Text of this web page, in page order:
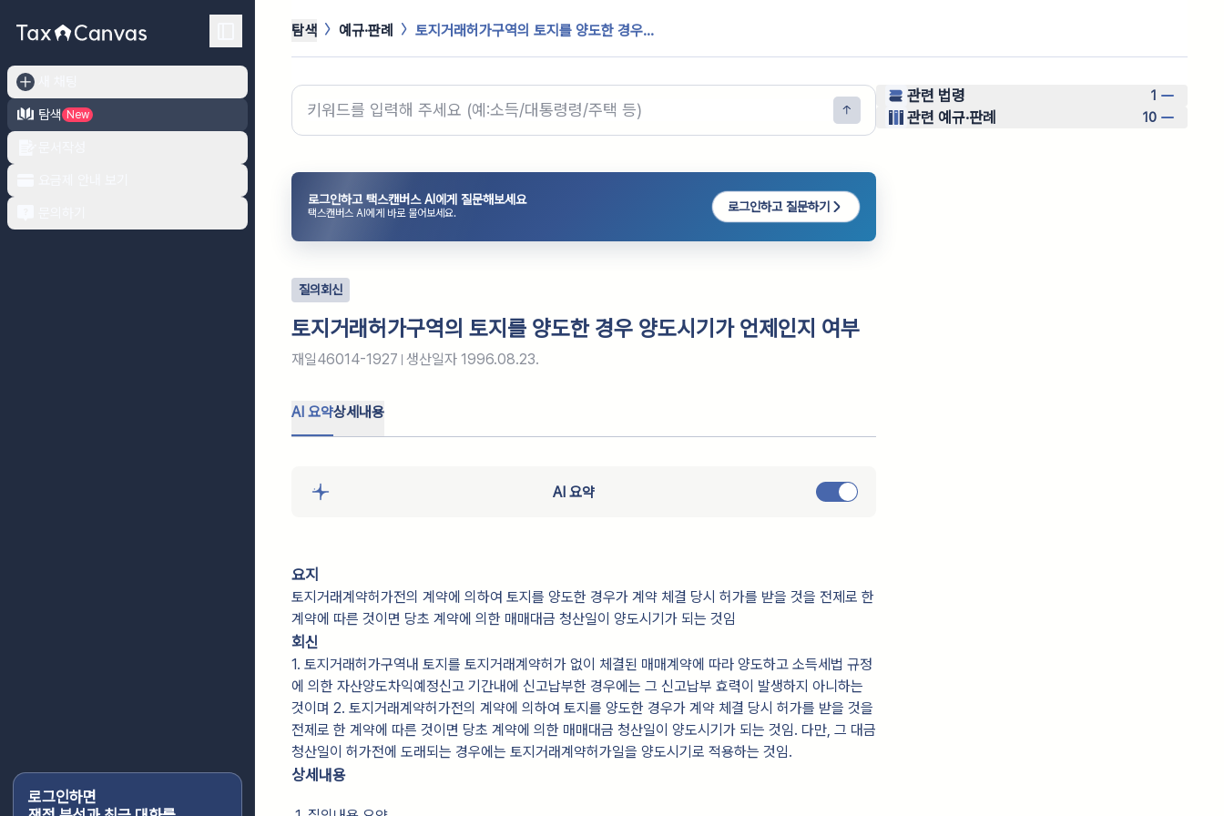
탐색
New
로그인하면
탐색 예규·판례 토지거래허가구역의 토지를 양도한 경우...
로그인하고 택스캔버스 AI에게 질문해보세요
택스캔버스 AI에게 바로 물어보세요. 로그인하고 질문하기
질의회신
토지거래허가구역의 토지를 양도한 경우 양도시기가 언제인지 여부
재일46014-1927 생산일자 1996.08.23.
AI 요약상세내용
AI 요약
요지
토지거래계약허가전의 계약에 의하여 토지를 양도한 경우가 계약 체결 당시 허가를 받을 것을 전제로 한
계약에 따른 것이면 당초 계약에 의한 매매대금 청산일이 양도시기가 되는 것임
회신
1. 토지거래허가구역내 토지를 토지거래계약허가 없이 체결된 매매계약에 따라 양도하고 소득세법 규정
에 의한 자산양도차익예정신고 기간내에 신고납부한 경우에는 그 신고납부 효력이 발생하지 아니하는
것이며 2. 토지거래계약허가전의 계약에 의하여 토지를 양도한 경우가 계약 체결 당시 허가를 받을 것을
전제로 한 계약에 따른 것이면 당초 계약에 의한 매매대금 청산일이 양도시기가 되는 것임. 다만, 그 대금
청산일이 허가전에 도래되는 경우에는 토지거래계약허가일을 양도시기로 적용하는 것임.
상세내용
관련 법령 1
관련 예규·판례 10